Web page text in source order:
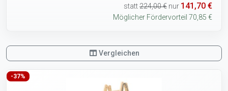
statt224,00 € nur 141,70 €
Möglicher Fördervorteil 70,85 €
Vergleichen
-37%